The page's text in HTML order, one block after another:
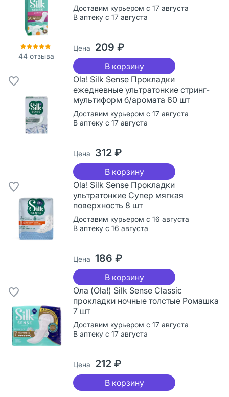
44 отзыва
Доставим курьером с 17 августа
В аптеку с 17 августа
Цена 209 ₽
В корзину
Ola! Silk Sense Прокладки
ежедневные ультратонкие стринг-
мультиформ б/аромата 60 шт
Доставим курьером с 17 августа
В аптеку с 17 августа
Цена 312 ₽
В корзину
Ola! Silk Sense Прокладки
ультратонкие Супер мягкая
поверхность 8 шт
Доставим курьером с 16 августа
В аптеку с 16 августа
Цена 186 ₽
В корзину
Ола (Ola!) Silk Sense Classic
прокладки ночные толстые Ромашка
7 шт
Доставим курьером с 17 августа
В аптеку с 17 августа
Цена 212 ₽
В корзину